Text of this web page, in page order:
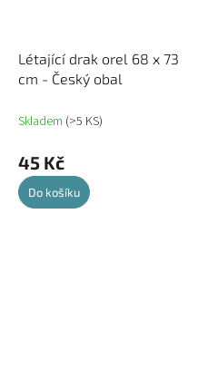
Létající drak orel 68 x 73
cm - Český obal
Skladem (>5 KS)
45 Kč
Do košíku